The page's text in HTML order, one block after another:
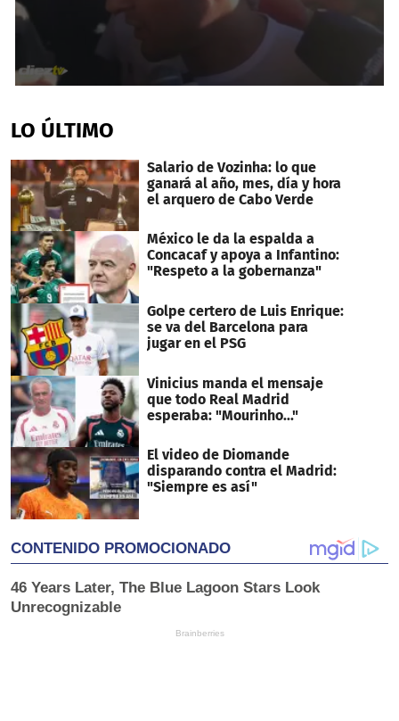
of
5
0
LO ÚLTIMO
Salario de Vozinha: lo que
ganará al año, mes, día y hora
el arquero de Cabo Verde
México le da la espalda a
Concacaf y apoya a Infantino:
"Respeto a la gobernanza"
Golpe certero de Luis Enrique:
se va del Barcelona para
jugar en el PSG
Vinicius manda el mensaje
que todo Real Madrid
esperaba: "Mourinho..."
El video de Diomande
disparando contra el Madrid:
"Siempre es así"